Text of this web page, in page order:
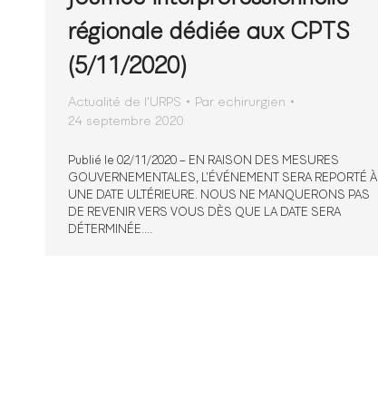
régionale dédiée aux CPTS
(5/11/2020)
Actualité de l'URPS Par echirurgien
24 septembre 2020
Publié le 02/11/2020 – EN RAISON DES MESURES
GOUVERNEMENTALES, L’ÉVÉNEMENT SERA REPORTÉ À
UNE DATE ULTÉRIEURE. NOUS NE MANQUERONS PAS
DE REVENIR VERS VOUS DÈS QUE LA DATE SERA
DÉTERMINÉE.…